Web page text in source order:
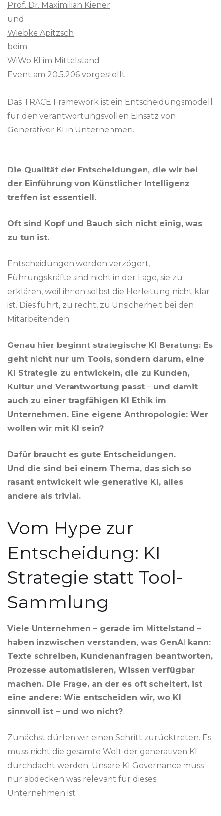
Prof. Dr. Maximilian Kiener
und
Wiebke Apitzsch
beim
WiWo KI im Mittelstand
Event am 20.5.206 vorgestellt.
Das TRACE Framework ist ein Entscheidungsmodell
für den verantwortungsvollen Einsatz von
Generativer KI in Unternehmen.
Die Qualität der Entscheidungen, die wir bei
der Einführung von Künstlicher Intelligenz
treffen ist essentiell.
Oft sind Kopf und Bauch sich nicht einig, was
zu tun ist.
Entscheidungen werden verzögert,
Führungskräfte sind nicht in der Lage, sie zu
erklären, weil ihnen selbst die Herleitung nicht klar
ist. Dies führt, zu recht, zu Unsicherheit bei den
Mitarbeitenden.
Genau hier beginnt strategische KI Beratung: Es
geht nicht nur um Tools, sondern darum, eine
KI Strategie zu entwickeln, die zu Kunden,
Kultur und Verantwortung passt – und damit
auch zu einer tragfähigen KI Ethik im
Unternehmen. Eine eigene Anthropologie: Wer
wollen wir mit KI sein?
Dafür braucht es gute Entscheidungen.
Und die sind bei einem Thema, das sich so
rasant entwickelt wie generative KI, alles
andere als trivial.
Vom Hype zur
Entscheidung: KI
Strategie statt Tool-
Sammlung
Viele Unternehmen – gerade im Mittelstand –
haben inzwischen verstanden, was GenAI kann:
Texte schreiben, Kundenanfragen beantworten,
Prozesse automatisieren, Wissen verfügbar
machen. Die Frage, an der es oft scheitert, ist
eine andere: Wie entscheiden wir, wo KI
sinnvoll ist – und wo nicht?
Zunächst dürfen wir einen Schritt zurücktreten. Es
muss nicht die gesamte Welt der generativen KI
durchdacht werden. Unsere KI Governance muss
nur abdecken was relevant für dieses
Unternehmen ist.